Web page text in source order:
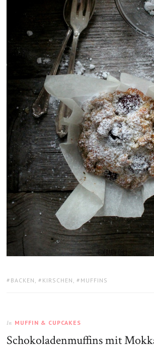
TAGS:
BACKEN , KIRSCHEN , MUFFINS
In MUFFIN & CUPCAKES
Schokoladenmuffins mit